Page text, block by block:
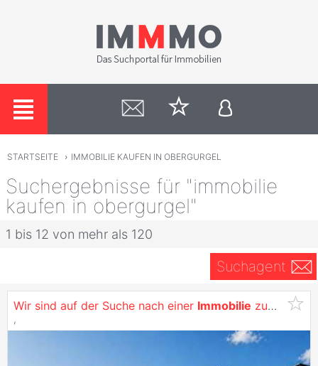
STARTSEITE › IMMOBILIE KAUFEN IN OBERGURGEL
Suchergebnisse für "immobilie
kaufen in obergurgel"
1 bis 12 von mehr als 120
Suchagent
Wir sind auf der Suche nach einer Immobilie zum
,